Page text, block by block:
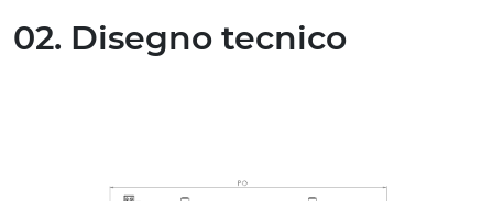
02. Disegno tecnico